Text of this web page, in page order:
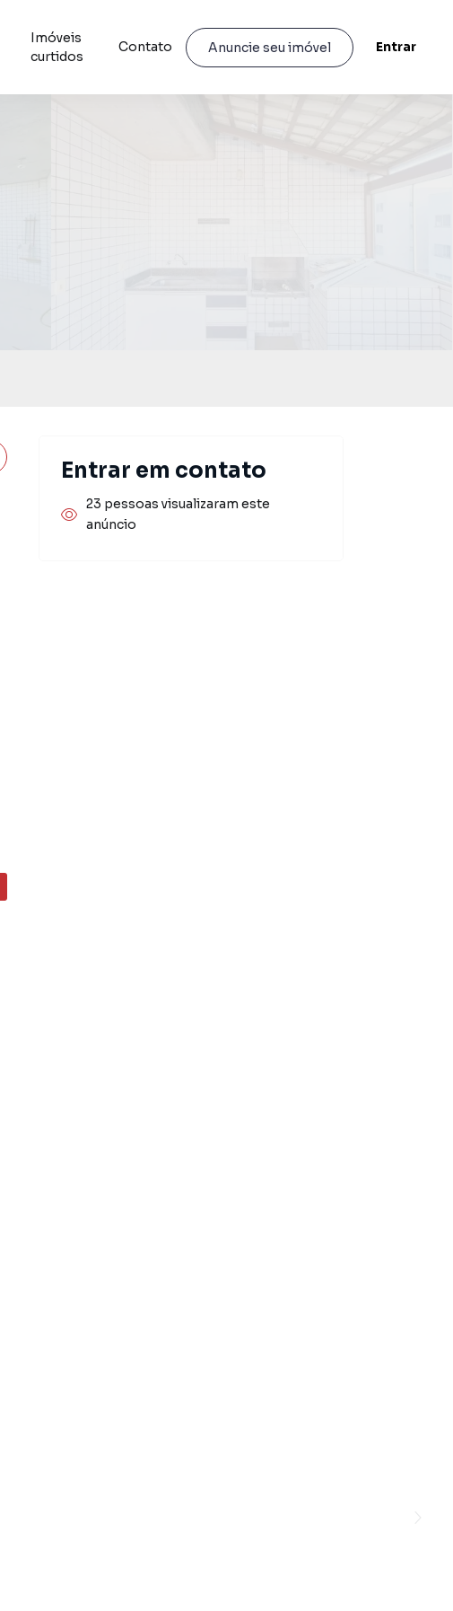
Imóveis
curtidos
Contato Anuncie seu imóvel Entrar
Entrar em contato
23 pessoas visualizaram este
anúncio